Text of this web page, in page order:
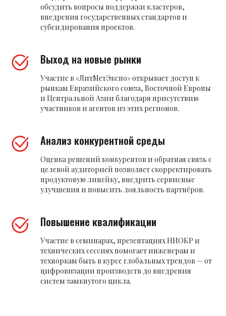
обсудить вопросы поддержки кластеров,
внедрения государственных стандартов и
субсидирования проектов.
Выход на новые рынки
Участие в «ЛитМетЭкспо» открывает доступ к
рынкам Евразийского союза, Восточной Европы
и Центральной Азии благодаря присутствию
участников и агентов из этих регионов.
Анализ конкурентной среды
Оценка решений конкурентов и обратная связь с
целевой аудиторией позволяет скорректировать
продуктовую линейку, внедрить сервисные
улучшения и повысить лояльность партнёров.
Повышение квалификации
Участие в семинарах, презентациях НИОКР и
технических сессиях помогает инженерам и
техноркам быть в курсе глобальных трендов — от
цифровизации производств до внедрения
систем замкнутого цикла.